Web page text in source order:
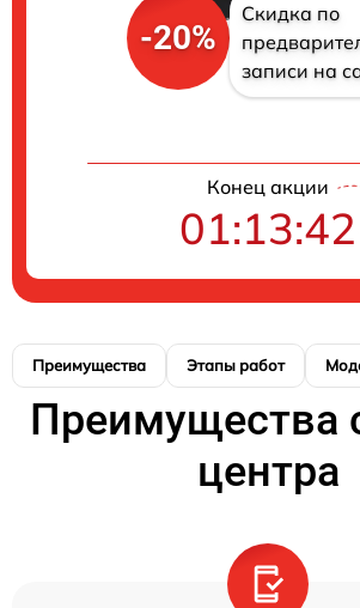
-20%
Скидка по
записи на
Конец акции
01:13:41
Преимущества Этапы работ
Преимущества
центра